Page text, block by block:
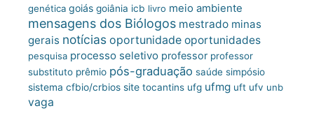
genética goiás goiânia icb livro meio ambiente
mensagens dos Biólogos mestrado minas
gerais notícias oportunidade oportunidades
pesquisa processo seletivo professor professor
substituto prêmio pós-graduação saúde simpósio
sistema cfbio/crbios site tocantins ufg ufmg uft ufv unb
vaga